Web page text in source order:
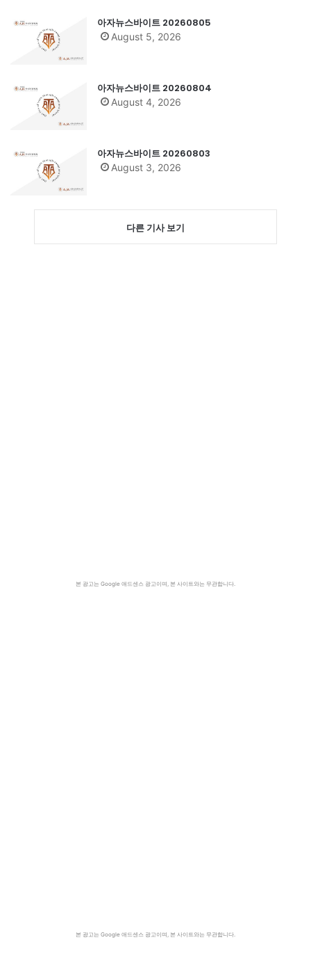
아자뉴스바이트 20260805
August 5, 2026
아자뉴스바이트 20260804
August 4, 2026
아자뉴스바이트 20260803
August 3, 2026
다른 기사 보기
본 광고는 Google 애드센스 광고이며, 본 사이트와는 무관합니다.
본 광고는 Google 애드센스 광고이며, 본 사이트와는 무관합니다.